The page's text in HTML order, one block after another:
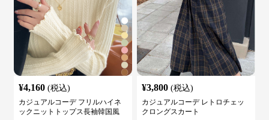
¥4,160 (税込)
カジュアルコーデ フリルハイネ
ックニットトップス長袖韓国風
¥3,800 (税込)
カジュアルコーデ レトロチェッ
クロングスカート